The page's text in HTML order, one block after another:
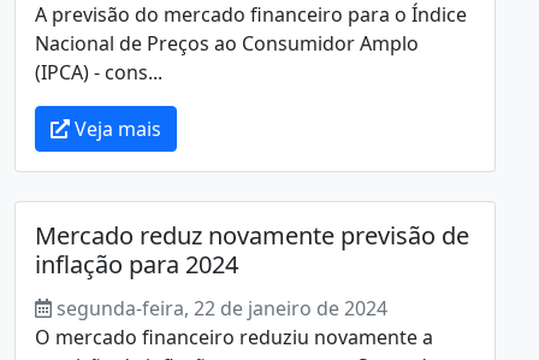
A previsão do mercado financeiro para o Índice
Nacional de Preços ao Consumidor Amplo
(IPCA) - cons...
Veja mais
Mercado reduz novamente previsão de
inflação para 2024
segunda-feira, 22 de janeiro de 2024
O mercado financeiro reduziu novamente a